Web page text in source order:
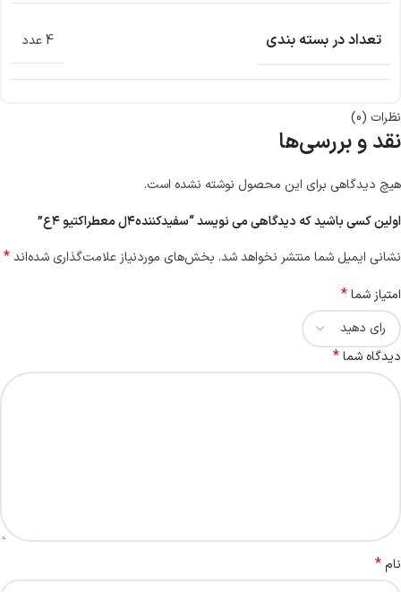
تعداد در بسته بندی 4 عدد
نظرات (0)
نقد و بررسی‌ها
هیچ دیدگاهی برای این محصول نوشته نشده است.
اولین کسی باشید که دیدگاهی می نویسد “سفیدکننده۴ل معطراکتیو ۴ع”
نشانی ایمیل شما منتشر نخواهد شد. بخش‌های موردنیاز علامت‌گذاری شده‌اند*
امتیاز شما*
دیدگاه شما*
نام*